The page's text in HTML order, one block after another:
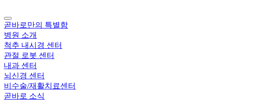
곧바로만의 특별함
병원 소개
척추 내시경 센터
관절 로봇 센터
내과 센터
뇌신경 센터
비수술/재활치료센터
곧바로 소식